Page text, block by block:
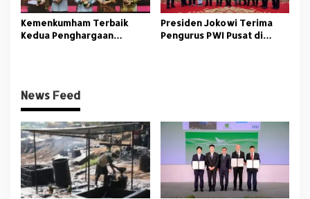
Kemenkumham Terbaik
Kedua Penghargaan
Presiden Jokowi Terima
Pengurus PWI Pusat di
News Feed